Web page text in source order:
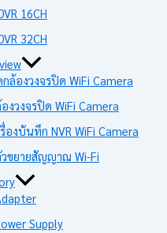
16CH
32CH
ล้องวงจรปิด WiFi Camera
งวงจรปิด WiFi Camera
องบันทึก NVR WiFi Camera
ขยายสัญญาณ Wi-Fi
Supply